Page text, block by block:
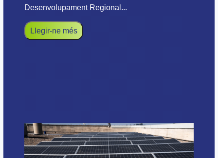
Desenvolupament Regional...
Llegir-ne més